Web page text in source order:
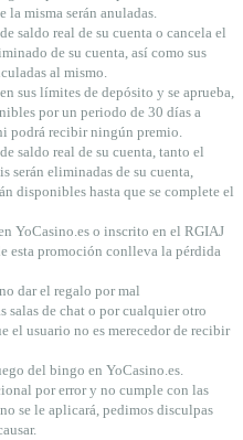
la misma serán anuladas.
saldo real de su cuenta o cancela el
de su cuenta, así como sus
al mismo.
sus límites de depósito y se aprueba,
por un periodo de 30 días a
podrá recibir ningún premio.
saldo real de su cuenta, tanto el
serán eliminadas de su cuenta,
disponibles hasta que se complete el
YoCasino.es o inscrito en el RGIAJ
esta promoción conlleva la pérdida
dar el regalo por mal
salas de chat o por cualquier otro
el usuario no es merecedor de recibir
del bingo en YoCasino.es.
por error y no cumple con las
se le aplicará, pedimos disculpas